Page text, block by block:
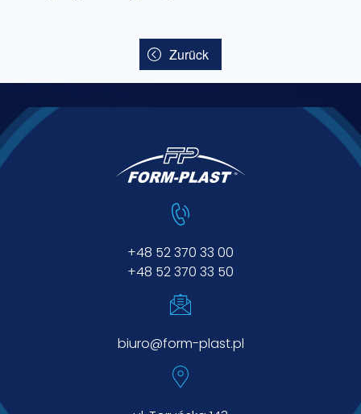
Zurück
+48 52 370 33 00
+48 52 370 33 50
biuro@form-plast.pl